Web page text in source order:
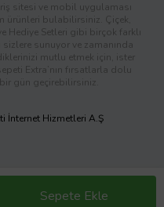
Sepete Ekle
sitesi ve mobil uygulaması
ürünleri bulabilirsiniz. Çiçek,
Hediye Setleri gibi birçok farklı
sizlere sunuyor ve zamanında
mutlu etmek için, ister
Extra’nın fırsatlarla dolu
gün geçirebilirsiniz.
İnternet Hizmetleri A.Ş